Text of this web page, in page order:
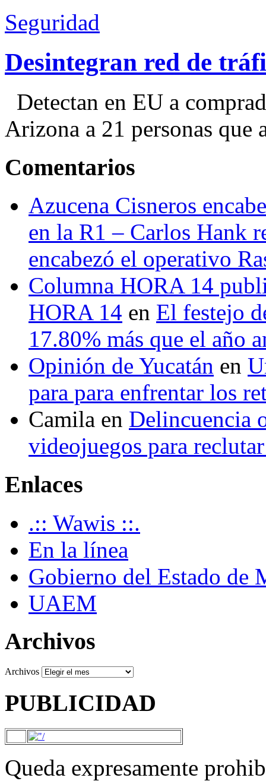
Seguridad
Desintegran red de
Detectan en EU a
Arizona a 21 personas que
Comentarios
Azucena Cisneros
en la R1 – Carlos Hank
encabezó el operativo
Columna HORA 14
HORA 14 en El festejo
17.80% más que el año
Opinión de Yucatán en
para para enfrentar los
Camila en Delincuencia
videojuegos para
Enlaces
.:: Wawis ::.
En la línea
Gobierno del Estado de
UAEM
Archivos
Archivos
PUBLICIDAD
Queda expresamente